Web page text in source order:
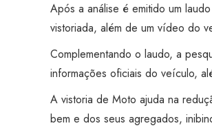
Super
Visão
São
José
do
Rio
Após a análise é emitido um
vistoriada, além de um vídeo do
Complementando o laudo, a
informações oficiais do veículo,
A vistoria de Moto ajuda na
bem e dos seus agregados,